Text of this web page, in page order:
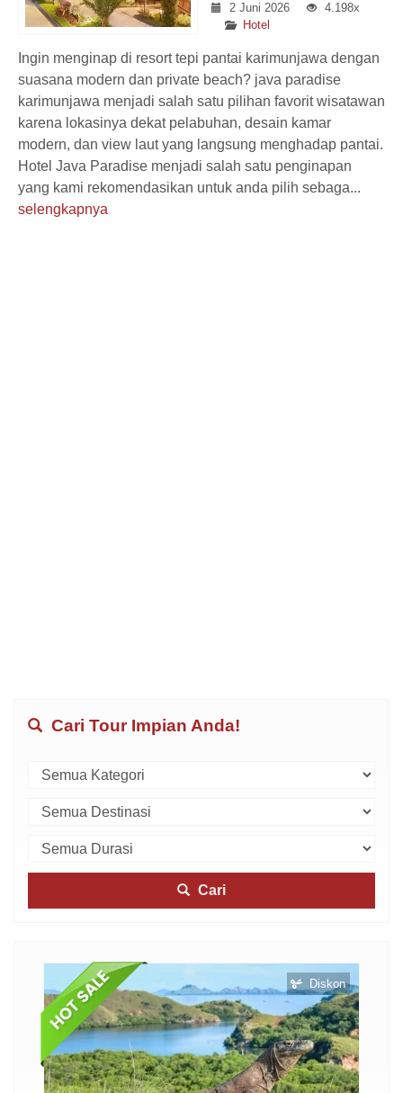
2 Juni 2026
4.198x
Hotel
Ingin menginap di resort tepi pantai karimunjawa dengan
suasana modern dan private beach? java paradise
karimunjawa menjadi salah satu pilihan favorit wisatawan
karena lokasinya dekat pelabuhan, desain kamar
modern, dan view laut yang langsung menghadap pantai.
Hotel Java Paradise menjadi salah satu penginapan
yang kami rekomendasikan untuk anda pilih sebaga...
selengkapnya
Cari Tour Impian Anda!
Cari
Diskon